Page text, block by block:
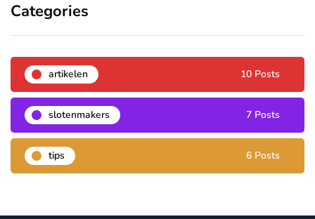
Categories
artikelen 10 Posts
slotenmakers 7 Posts
tips 6 Posts